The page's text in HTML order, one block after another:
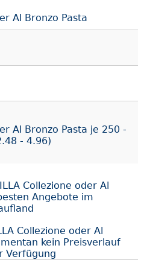
Al Bronzo Pasta
Al Bronzo Pasta je 250 -
- 4.96)
Collezione oder Al
Angebote im
Collezione oder Al
kein Preisverlauf
Verfügung